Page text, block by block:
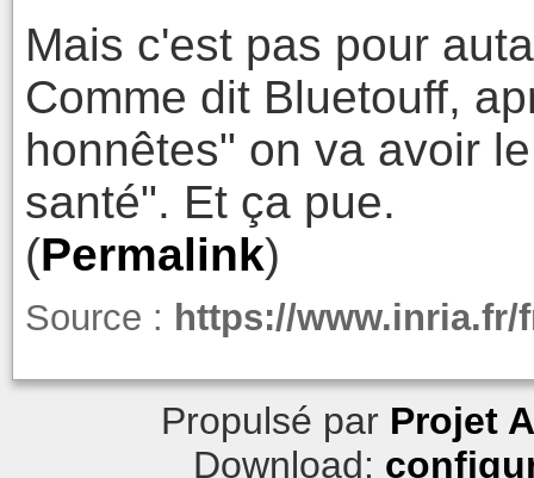
Mais c'est pas pour
Comme dit Bluetouff,
honnêtes" on va avoir
santé". Et ça pue.
(Permalink)
Source : https://
Propulsé par Projet
Download: